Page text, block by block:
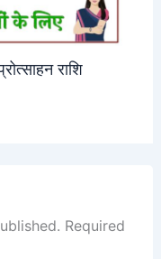
राशि
Required